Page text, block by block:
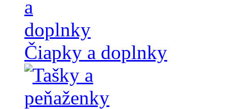
Čiapky a doplnky